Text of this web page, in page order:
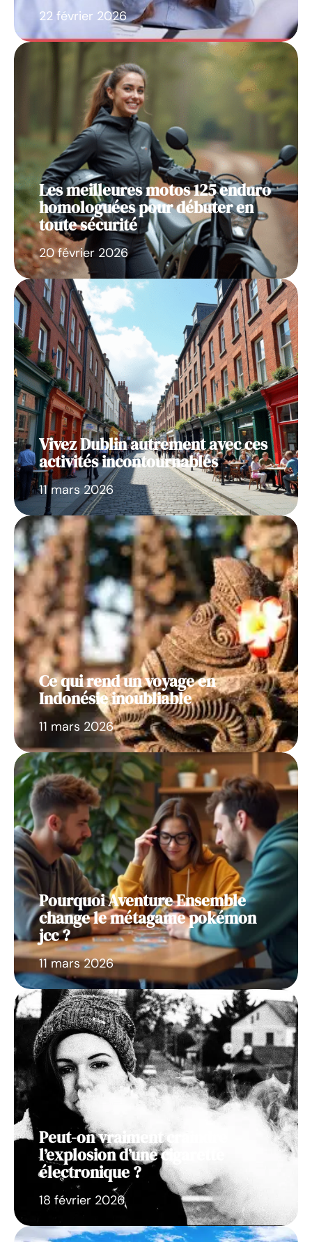
22 février 2026
Les meilleures motos 125 enduro
homologuées pour débuter en
toute sécurité
20 février 2026
Vivez Dublin autrement avec ces
activités incontournables
11 mars 2026
Ce qui rend un voyage en
Indonésie inoubliable
11 mars 2026
Pourquoi Aventure Ensemble
change le métagame pokémon
jcc ?
11 mars 2026
Peut-on vraiment craindre
l’explosion d’une cigarette
électronique ?
18 février 2026